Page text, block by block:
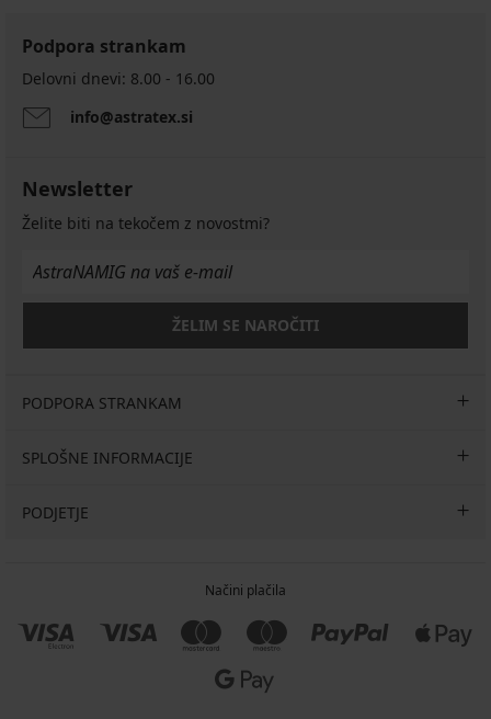
Podpora strankam
Delovni dnevi: 8.00 - 16.00
info@astratex.si
Newsletter
Želite biti na tekočem z novostmi?
ŽELIM SE NAROČITI
PODPORA STRANKAM
SPLOŠNE INFORMACIJE
PODJETJE
Načini plačila